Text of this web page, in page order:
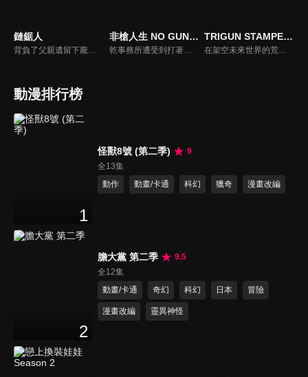
鏈鋸人
背負了父親遺留下龐大債務、因此過著極端負窮生活的少年淀治，他因為救了惡魔波奇塔，並與牠一起以惡魔獵人的身分斬殺低階惡魔來換取酬勞。有一天，流氓騙了淀治，讓他成為一堆惡魔的祭品，淀治在臨死之際，波奇塔犧牲自己，把心臟給了他，讓他復活並擁有了惡魔的力量，只要一拉位在心臟那邊的鏈子就能發動。之後淀治被公安人員看上，因此成為公安的惡魔獵人，就此展開奇妙的殺戮人生。
非槍人生 NO GUNS LIFE 第二季
乾事務所遭受到打著反擴張主義旗號的恐怖組織襲擊。在那些襲擊者之中，有梅雅莉一直在尋找的哥哥維克托的身影。隨著歲月的流逝，十三、梅雅莉及維克托三人間的因緣將會彼此交錯。而這一切很快地，也將為十三的秘密、貝魯聯的企圖與鐵朗的命運帶來巨大的影響…。
TRIGUN STAMPEDE
在架空未來世界的荒涼星球上，有一名賞金六百萬的麻煩製造者及通緝犯恐慌，號稱「人間颱風」的「威席．史坦畢特」相遇了其他人並展開了一連串的冒險。當一切謎團揭開之時，賭上世界的戰鬥即將開始！
動漫排行榜
1
怪獸8號 (第二季)
9
全13集
動作
動畫/卡通 科幻 獵奇 漫畫改編
2
膽大黨 第二季
9.5
全12集
動畫/卡通
奇幻 科幻 日本 冒險
漫畫改編 靈異神怪